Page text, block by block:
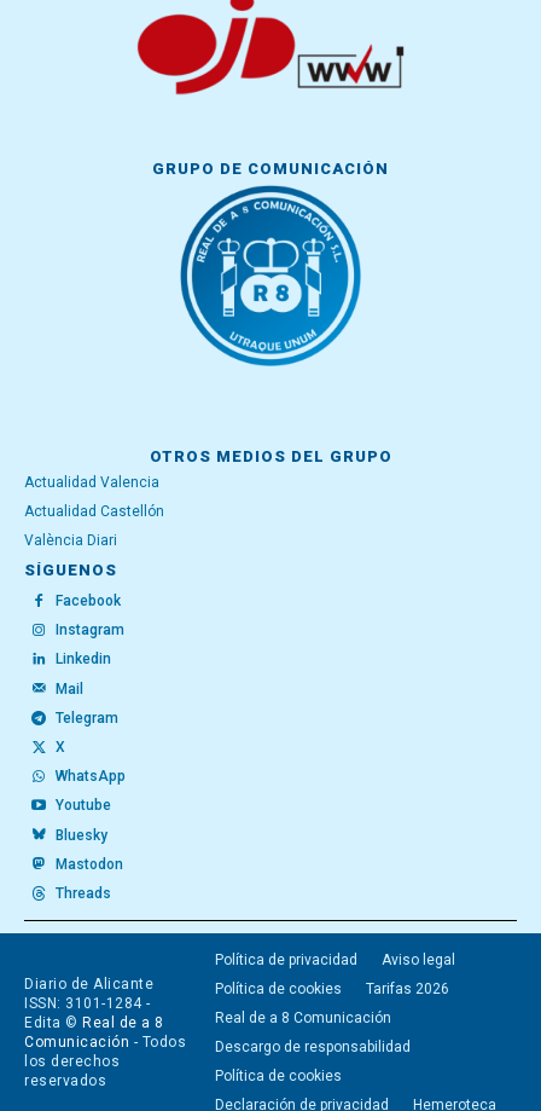
GRUPO DE COMUNICACIÓN
OTROS MEDIOS DEL GRUPO
Actualidad Valencia
Actualidad Castellón
València Diari
SÍGUENOS
Facebook
Instagram
Linkedin
Mail
Telegram
X
WhatsApp
Youtube
Bluesky
Mastodon
Threads
Diario de Alicante
ISSN: 3101-1284 -
Edita © Real de a 8
Comunicación - Todos
los derechos
reservados
Política de privacidad
Aviso legal
Política de cookies
Tarifas 2026
Real de a 8 Comunicación
Descargo de responsabilidad
Política de cookies
Declaración de privacidad
Hemeroteca